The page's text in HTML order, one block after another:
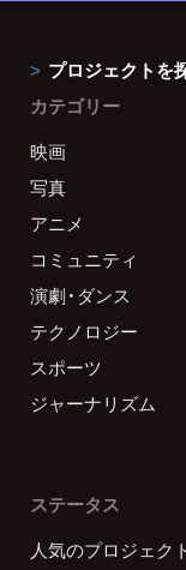
プロジェクトを
カテゴリー
映画
写真
アニメ
コミュニティ
演劇・ダンス
テクノロジー
スポーツ
ジャーナリズム
ステータス
人気のプロジェク